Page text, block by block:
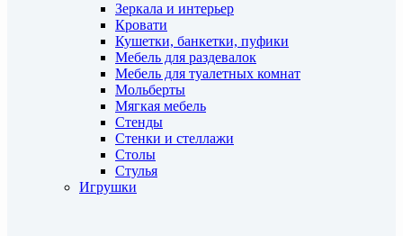
Зеркала и интерьер
Кровати
Кушетки, банкетки, пуфики
Мебель для раздевалок
Мебель для туалетных комнат
Мольберты
Мягкая мебель
Стенды
Стенки и стеллажи
Столы
Стулья
Игрушки